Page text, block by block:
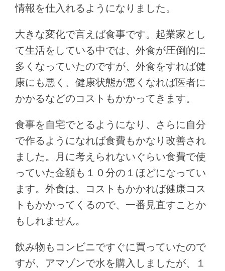
情報を仕入れるようになりました。
大きな変化で言えば食事です。起業家とし
て生活をしている中では、外食が圧倒的に
多くなっていたのですが、外食をすれば健
康にも悪く、健康状態が悪くなれば医者に
かかるなどのコストもかかってきます。
食事を自宅でとるようになり、さらに自分
で作るようになれば食費もかなり改善され
ました。月に考えられないぐらい食費で使
っていた金額も１０分の１ほどになってい
ます。外食は、コストもかかれば健康コス
トもかかってくるので、一番見直すことか
もしれません。
飲み物もコンビニですぐに買っていたので
すが、アマゾンで水を購入しましたが、１